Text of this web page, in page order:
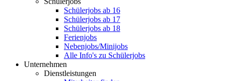
Schülerjobs ab 16
Schülerjobs ab 17
Schülerjobs ab 18
Ferienjobs
Nebenjobs/Minijobs
Alle Info's zu Schülerjobs
Unternehmen
Dienstleistungen